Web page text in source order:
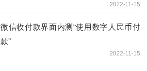
2022-11-15
微信收付款界面内测“使用数字人民币付
款”
2022-11-15